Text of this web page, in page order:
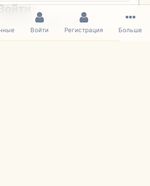
Войдите здесь.
Войти Регистрация Больше